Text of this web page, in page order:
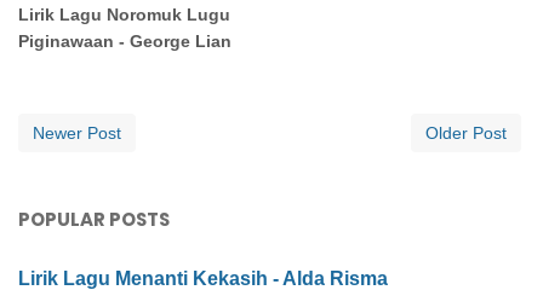
Lirik Lagu Noromuk Lugu
Piginawaan - George Lian
Newer Post Older Post
POPULAR POSTS
Lirik Lagu Menanti Kekasih - Alda Risma